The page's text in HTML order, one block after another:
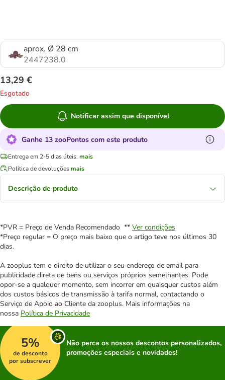
aprox. Ø 28 cm
2447238.0
13,29 €
Esgotado
Notificar assim que disponível
Ganhe 13 zooPontos com este produto
Entrega em 2-5 dias úteis. mais
Política de devoluçõesmais
Descrição de produto
*PVR = Preço de Venda Recomendado ** Ver condições
*Preço regular = O preço mais baixo que o artigo teve nos últimos 30
dias.
A zooplus tem o direito de utilizar o seu endereço de email para
publicidade direta de bens ou serviços próprios semelhantes. Pode
opor-se a qualquer momento, sem incorrer em quaisquer custos além
dos custos básicos de transmissão à tarifa normal, contactando o
Serviço de Apoio ao Cliente da zooplus. Mais informações na
nossa Política de Privacidade
5%
de desconto
por subscrever
Não perca os nossos descontos personalizados,
promoções especiais e novidades!